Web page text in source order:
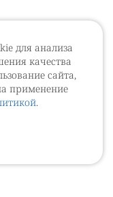
для анализа
качества
сайта,
применение
.